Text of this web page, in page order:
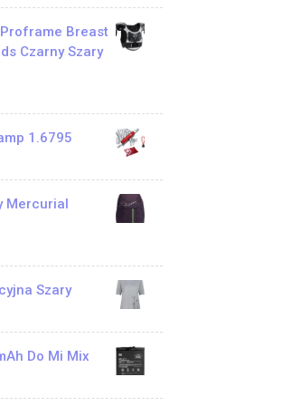
Breast
Czarny Szary
1.6795
Mercurial
Szary
Do Mi Mix